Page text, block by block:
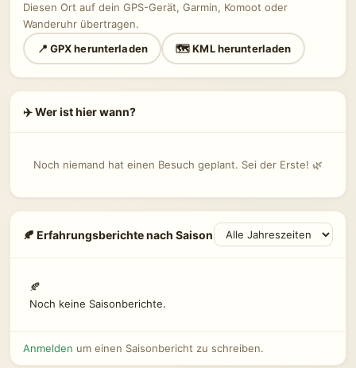
Diesen Ort auf dein GPS-Gerät, Garmin, Komoot oder
Wanderuhr übertragen.
📍 GPX herunterladen
🗺 KML herunterladen
✈️ Wer ist hier wann?
Noch niemand hat einen Besuch geplant. Sei der Erste! 🌿
🍂 Erfahrungsberichte nach Saison
🍂
Noch keine Saisonberichte.
Anmelden um einen Saisonbericht zu schreiben.